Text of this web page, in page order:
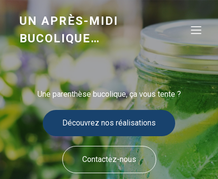
UN APRÈS-MIDI
BUCOLIQUE…
Une parenthèse bucolique, ça vous tente ?
Découvrez nos réalisations
Contactez-nous